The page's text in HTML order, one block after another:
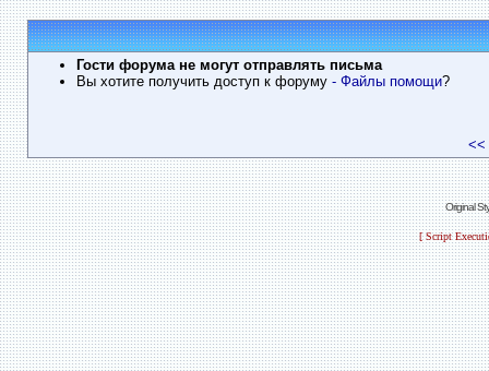
Гости форума не могут отправлять письма
Вы хотите получить доступ к форуму - Файлы помощи?
<<
Original
[ Script